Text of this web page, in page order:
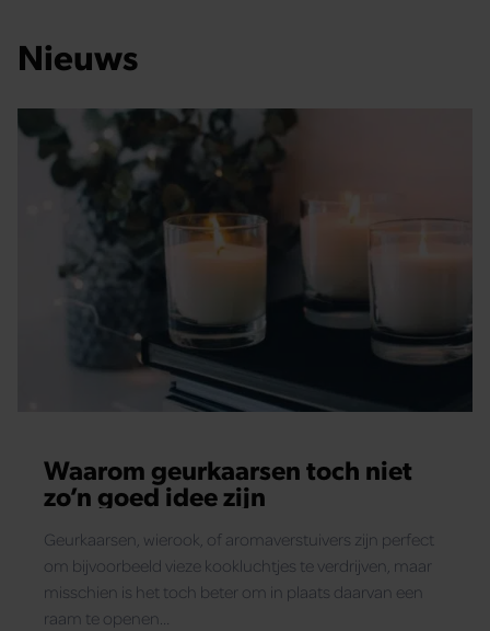
Nieuws
Waarom geurkaarsen toch niet
zo’n goed idee zijn
Geurkaarsen, wierook, of aromaverstuivers zijn perfect
om bijvoorbeeld vieze kookluchtjes te verdrijven, maar
misschien is het toch beter om in plaats daarvan een
raam te openen…